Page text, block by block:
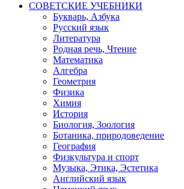
СОВЕТСКИЕ УЧЕБНИКИ
Букварь, Азбука
Русский язык
Литература
Родная речь, Чтение
Математика
Алгебра
Геометрия
Физика
Химия
История
Биология, Зоология
Ботаника, природоведение
География
Физкультура и спорт
Музыка, Этика, Эстетика
Английский язык